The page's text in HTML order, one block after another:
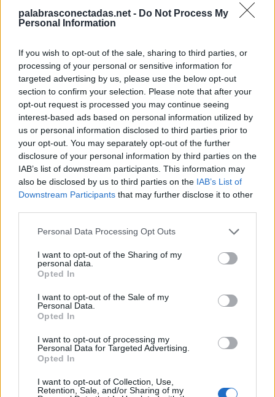
palabrasconectadas.net - Do Not Process My
Personal Information
If you wish to opt-out of the sale, sharing to third parties, or
processing of your personal or sensitive information for
targeted advertising by us, please use the below opt-out
section to confirm your selection. Please note that after your
opt-out request is processed you may continue seeing
interest-based ads based on personal information utilized by
us or personal information disclosed to third parties prior to
your opt-out. You may separately opt-out of the further
disclosure of your personal information by third parties on the
IAB’s list of downstream participants. This information may
also be disclosed by us to third parties on the IAB’s List of
Downstream Participants that may further disclose it to other
Personal Data Processing Opt Outs
I want to opt-out of the Sharing of my
personal data.
Opted In
I want to opt-out of the Sale of my
Personal Data.
Opted In
I want to opt-out of processing my
Personal Data for Targeted Advertising.
Opted In
I want to opt-out of Collection, Use,
Retention, Sale, and/or Sharing of my
La respuesta a este rompecabezas es:
M
Í
O
M
I T
O
T
I M
O
T
I N
O
Í
N T I M
O
Palabras extra:
T
Í
O
M
I N O
BUSCAR MÁS
RESPUESTAS
Por favor seleccione los niveles:
Palabras Conectadas Respuesta de nivel 26761
Palabras Conectadas Respuesta de nivel 26762
Palabras Conectadas Respuesta de nivel 26763
Palabras Conectadas Respuesta de nivel 26765